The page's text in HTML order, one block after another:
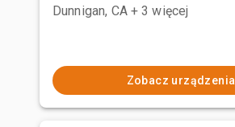
Dunnigan, CA + 3 więcej
Zobacz urządzenia